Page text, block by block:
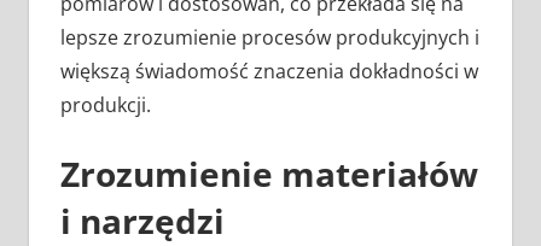
lepsze zrozumienie procesów produkcyjnych i
większą świadomość znaczenia dokładności w
produkcji.
Zrozumienie materiałów
i narzędzi